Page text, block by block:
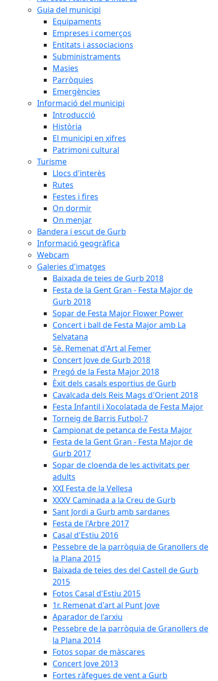
Guia del municipi
Equipaments
Empreses i comerços
Entitats i associacions
Subministraments
Masies
Parròquies
Emergències
Informació del municipi
Introducció
Història
El municipi en xifres
Patrimoni cultural
Turisme
Llocs d'interès
Rutes
Festes i fires
On dormir
On menjar
Bandera i escut de Gurb
Informació geogràfica
Webcam
Galeries d'imatges
Baixada de teies de Gurb 2018
Festa de la Gent Gran - Festa Major de
Gurb 2018
Sopar de Festa Major Flower Power
Concert i ball de Festa Major amb La
Selvatana
5è. Remenat d'Art al Femer
Concert Jove de Gurb 2018
Pregó de la Festa Major 2018
Èxit dels casals esportius de Gurb
Cavalcada dels Reis Mags d'Orient 2018
Festa Infantil i Xocolatada de Festa Major
Torneig de Barris Futbol-7
Campionat de petanca de Festa Major
Festa de la Gent Gran - Festa Major de
Gurb 2017
Sopar de cloenda de les activitats per
adults
XXI Festa de la Vellesa
XXXV Caminada a la Creu de Gurb
Sant Jordi a Gurb amb sardanes
Festa de l'Arbre 2017
Casal d'Estiu 2016
Pessebre de la parròquia de Granollers de
la Plana 2015
Baixada de teies des del Castell de Gurb
2015
Fotos Casal d'Estiu 2015
1r. Remenat d'art al Punt Jove
Aparador de l'arxiu
Pessebre de la parròquia de Granollers de
la Plana 2014
Fotos sopar de màscares
Concert Jove 2013
Fortes ràfegues de vent a Gurb